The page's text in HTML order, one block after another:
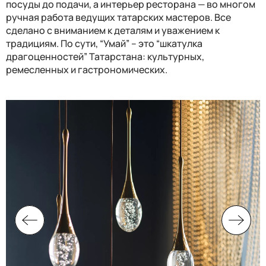
посуды до подачи, а интерьер ресторана — во многом
ручная работа ведущих татарских мастеров. Все
сделано с вниманием к деталям и уважением к
традициям. По сути, “Умай” – это “шкатулка
драгоценностей” Татарстана: культурных,
ремесленных и гастрономических.